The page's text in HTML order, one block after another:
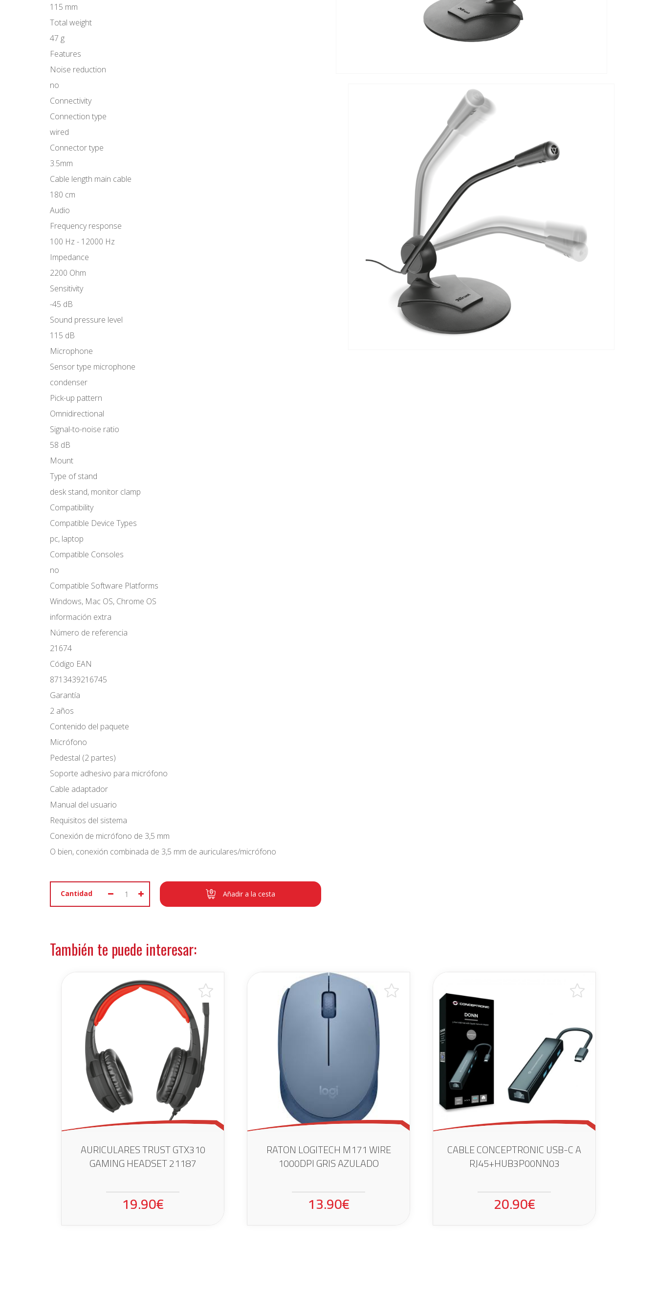
115 mm
Total weight
47 g
Features
Noise reduction
no
Connectivity
Connection type
wired
Connector type
3.5mm
Cable length main cable
180 cm
Audio
Frequency response
100 Hz - 12000 Hz
Impedance
2200 Ohm
Sensitivity
-45 dB
Sound pressure level
115 dB
Microphone
Sensor type microphone
condenser
Pick-up pattern
Omnidirectional
Signal-to-noise ratio
58 dB
Mount
Type of stand
desk stand, monitor clamp
Compatibility
Compatible Device Types
pc, laptop
Compatible Consoles
no
Compatible Software Platforms
Windows, Mac OS, Chrome OS
información extra
Número de referencia
21674
Código EAN
8713439216745
Garantía
2 años
Contenido del paquete
Micrófono
Pedestal (2 partes)
Soporte adhesivo para micrófono
Cable adaptador
Manual del usuario
Requisitos del sistema
Conexión de micrófono de 3,5 mm
O bien, conexión combinada de 3,5 mm de auriculares/micrófono
Cantidad Añadir a la cesta
También te puede interesar:
AURICULARES TRUST GTX310
GAMING HEADSET 21187
19.90€
RATON LOGITECH M171 WIRE
1000DPI GRIS AZULADO
13.90€
CABLE CONCEPTRONIC USB-C A
RJ45+HUB3P00NN03
20.90€